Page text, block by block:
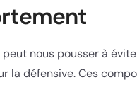
nous pousser à
la défensive. Ces